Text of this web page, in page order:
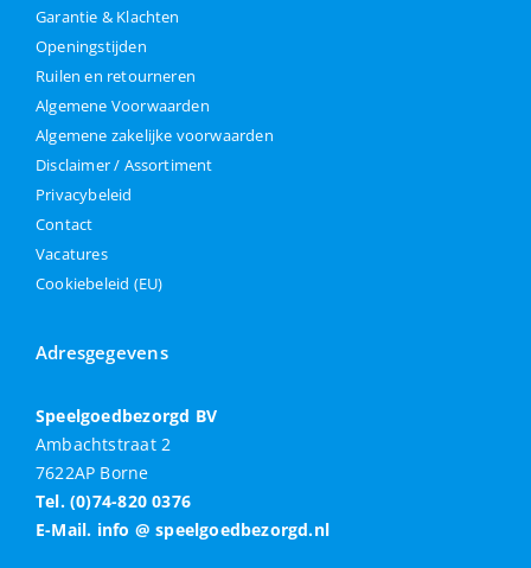
Garantie & Klachten
Openingstijden
Ruilen en retourneren
Algemene Voorwaarden
Algemene zakelijke voorwaarden
Disclaimer / Assortiment
Privacybeleid
Contact
Vacatures
Cookiebeleid (EU)
Adresgegevens
Speelgoedbezorgd BV
Ambachtstraat 2
7622AP Borne
Tel. (0)74-820 0376
E-Mail. info @ speelgoedbezorgd.nl